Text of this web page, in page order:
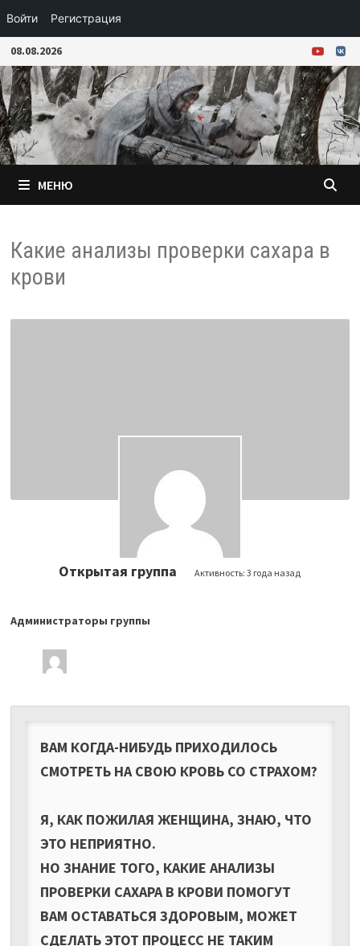
Войти Регистрация
Перейти
к
содержимому
08.08.2026
МЕНЮ
Какие анализы проверки сахара в
крови
Открытая группа Активность:3 года назад
Лидеры
группы
Администраторы группы
ВАМ КОГДА-НИБУДЬ ПРИХОДИЛОСЬ
СМОТРЕТЬ НА СВОЮ КРОВЬ СО СТРАХОМ?
Я, КАК ПОЖИЛАЯ ЖЕНЩИНА, ЗНАЮ, ЧТО
ЭТО НЕПРИЯТНО.
НО ЗНАНИЕ ТОГО, КАКИЕ АНАЛИЗЫ
ПРОВЕРКИ САХАРА В КРОВИ ПОМОГУТ
ВАМ ОСТАВАТЬСЯ ЗДОРОВЫМ, МОЖЕТ
СДЕЛАТЬ ЭТОТ ПРОЦЕСС НЕ ТАКИМ